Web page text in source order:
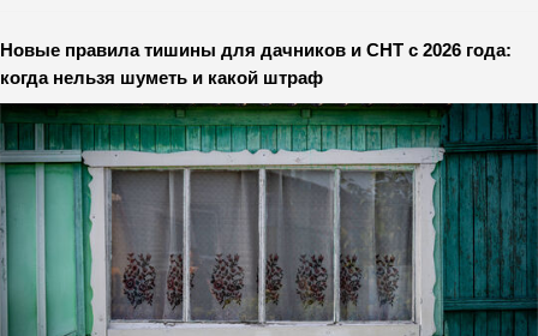
Новые правила тишины для дачников и СНТ с 2026 года:
когда нельзя шуметь и какой штраф